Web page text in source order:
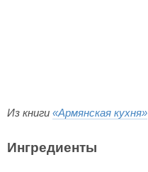
Из книги «Армянская кухня»
Ингредиенты